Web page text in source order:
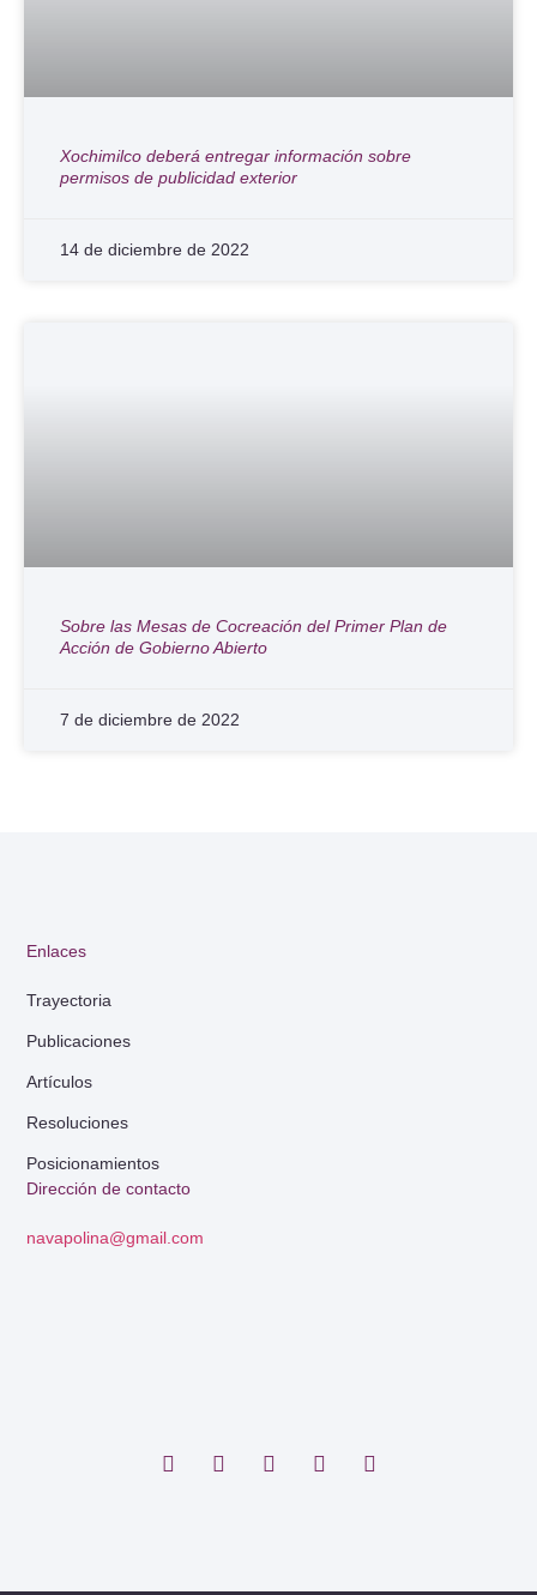
Xochimilco deberá entregar información sobre
permisos de publicidad exterior
14 de diciembre de 2022
Sobre las Mesas de Cocreación del Primer Plan de
Acción de Gobierno Abierto
7 de diciembre de 2022
Dirección de contacto
navapolina@gmail.com
Enlaces
Trayectoria
Publicaciones
Artículos
Resoluciones
Posicionamientos